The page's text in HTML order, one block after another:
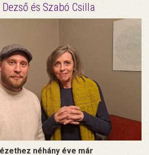
és Szabó Csilla
néhány éve már